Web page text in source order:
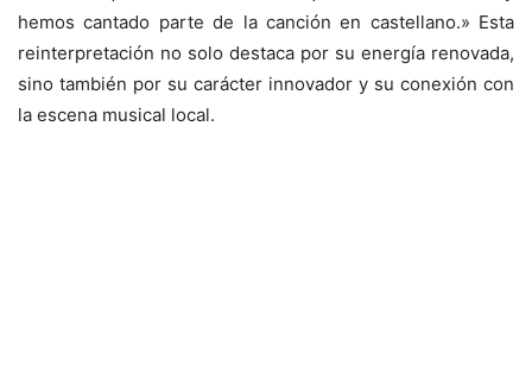
hemos cantado parte de la canción en castellano.» Esta
reinterpretación no solo destaca por su energía renovada,
sino también por su carácter innovador y su conexión con
la escena musical local.